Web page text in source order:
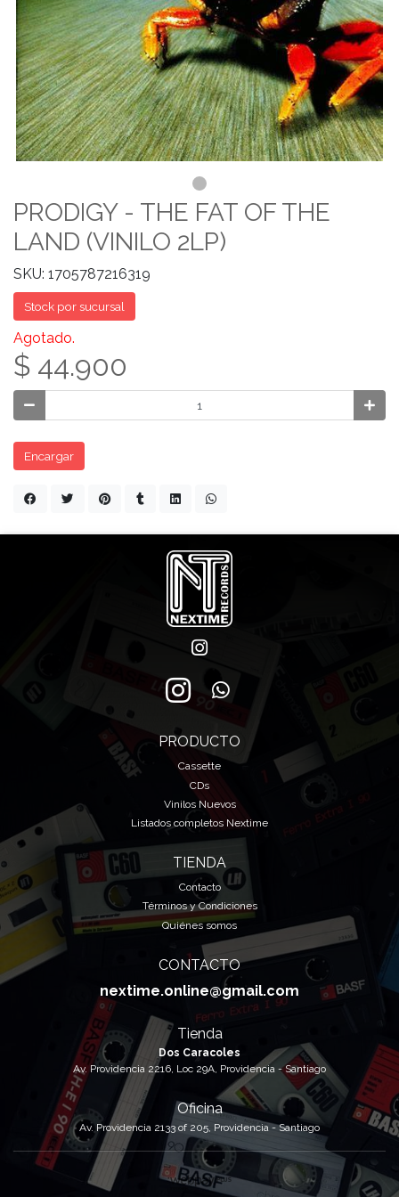
PRODIGY - THE FAT OF THE
LAND (VINILO 2LP)
SKU: 1705787216319
Stock por sucursal
Agotado.
$ 44.900
Encargar
PRODUCTO
Cassette
CDs
Vinilos Nuevos
Listados completos Nextime
TIENDA
Contacto
Términos y Condiciones
Quiénes somos
CONTACTO
nextime.online@gmail.com
Tienda
Dos Caracoles
Av. Providencia 2216, Loc 29A, Providencia - Santiago
Oficina
Av. Providencia 2133 of 205, Providencia - Santiago